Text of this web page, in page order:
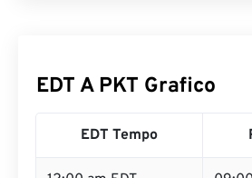
EDT A PKT Grafico
EDT Tempo